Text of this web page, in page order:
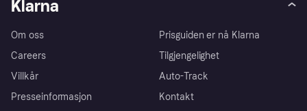
Klarna
Om oss
Careers
Villkår
Presseinformasjon
Prisguiden er nå Klarna
Tilgjengelighet
Auto-Track
Kontakt